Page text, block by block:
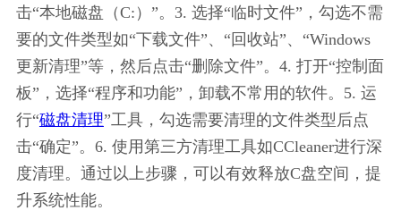
击“本地磁盘（C:）”。3. 选择“临时文件”，勾选不需
要的文件类型如“下载文件”、“回收站”、“Windows
更新清理”等，然后点击“删除文件”。4. 打开“控制面
板”，选择“程序和功能”，卸载不常用的软件。5. 运
行“磁盘清理”工具，勾选需要清理的文件类型后点
击“确定”。6. 使用第三方清理工具如CCleaner进行深
度清理。通过以上步骤，可以有效释放C盘空间，提
升系统性能。